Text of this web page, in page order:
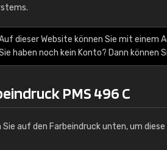
dieser Website können Sie mit einem
haben noch kein Konto? Dann können
PMS 496 C
Sie auf den Farbeindruck unten, um